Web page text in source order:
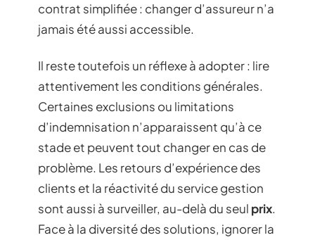
contrat simplifiée : changer d’assureur n’a
jamais été aussi accessible.
Il reste toutefois un réflexe à adopter : lire
attentivement les conditions générales.
Certaines exclusions ou limitations
d’indemnisation n’apparaissent qu’à ce
stade et peuvent tout changer en cas de
problème. Les retours d’expérience des
clients et la réactivité du service gestion
sont aussi à surveiller, au-delà du seul prix.
Face à la diversité des solutions, ignorer la